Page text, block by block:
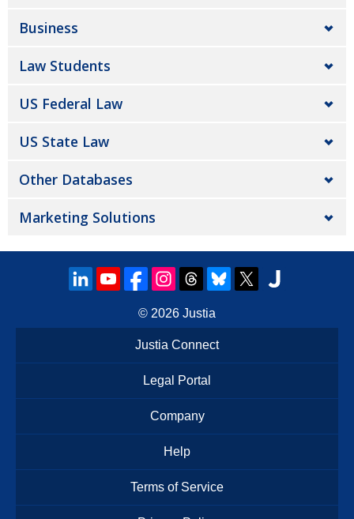
Business
Law Students
US Federal Law
US State Law
Other Databases
Marketing Solutions
© 2026 Justia
Justia Connect
Legal Portal
Company
Help
Terms of Service